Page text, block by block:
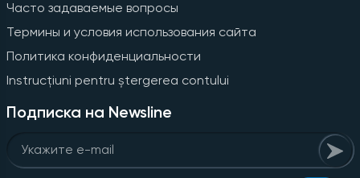
Часто задаваемые вопросы
Термины и условия использования сайта
Политика конфиденциальности
Instrucțiuni pentru ștergerea contului
Подписка на Newsline